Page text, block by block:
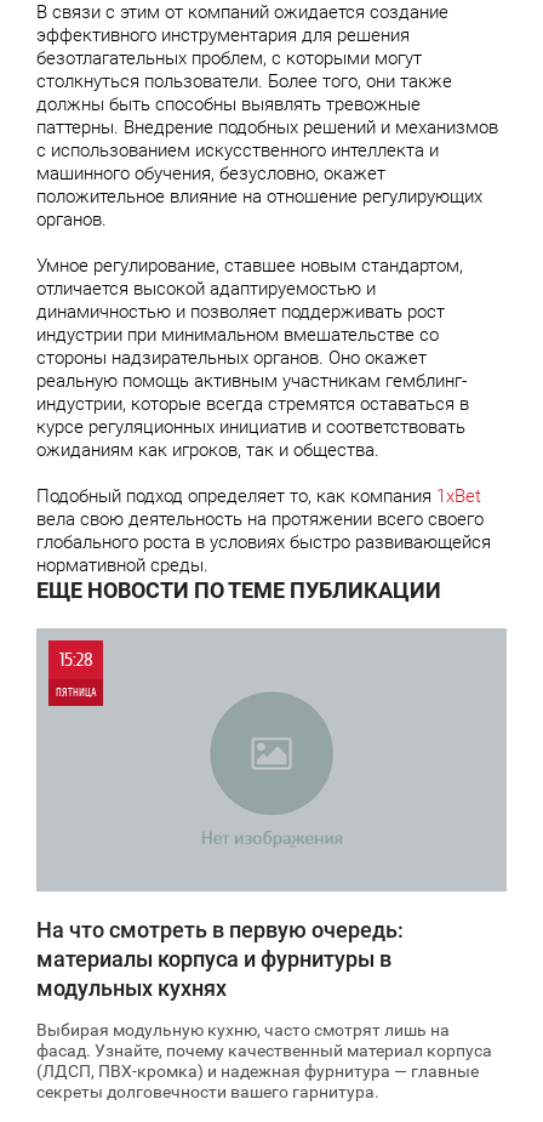
В связи с этим от компаний ожидается создание
эффективного инструментария для решения
безотлагательных проблем, с которыми могут
столкнуться пользователи. Более того, они также
должны быть способны выявлять тревожные
паттерны. Внедрение подобных решений и механизмов
с использованием искусственного интеллекта и
машинного обучения, безусловно, окажет
положительное влияние на отношение регулирующих
органов.
Умное регулирование, ставшее новым стандартом,
отличается высокой адаптируемостью и
динамичностью и позволяет поддерживать рост
индустрии при минимальном вмешательстве со
стороны надзирательных органов. Оно окажет
реальную помощь активным участникам гемблинг-
индустрии, которые всегда стремятся оставаться в
курсе регуляционных инициатив и соответствовать
ожиданиям как игроков, так и общества.
Подобный подход определяет то, как компания 1xBet
вела свою деятельность на протяжении всего своего
глобального роста в условиях быстро развивающейся
нормативной среды.
ЕЩЕ НОВОСТИ ПО ТЕМЕ ПУБЛИКАЦИИ
15:28
ПЯТНИЦА
На что смотреть в первую очередь:
материалы корпуса и фурнитуры в
модульных кухнях
Выбирая модульную кухню, часто смотрят лишь на
фасад. Узнайте, почему качественный материал корпуса
(ЛДСП, ПВХ-кромка) и надежная фурнитура — главные
секреты долговечности вашего гарнитура.